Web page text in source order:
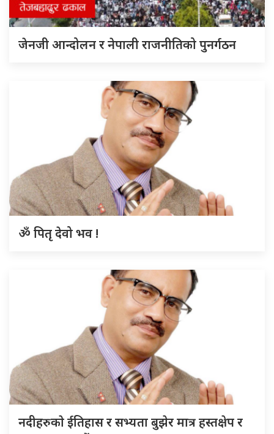
जेनजी आन्दोलन र नेपाली राजनीतिको पुनर्गठन
ॐ पितृ देवो भव !
नदीहरुकाे ईतिहास र सभ्यता बुझेर मात्र हस्तक्षेप र